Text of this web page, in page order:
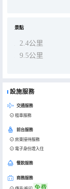
景點
2.4公里
9.5公里
設施服務
交通服務
租車服務
前台服務
房東接待服務
電子身份證入住
餐飲服務
商務服務